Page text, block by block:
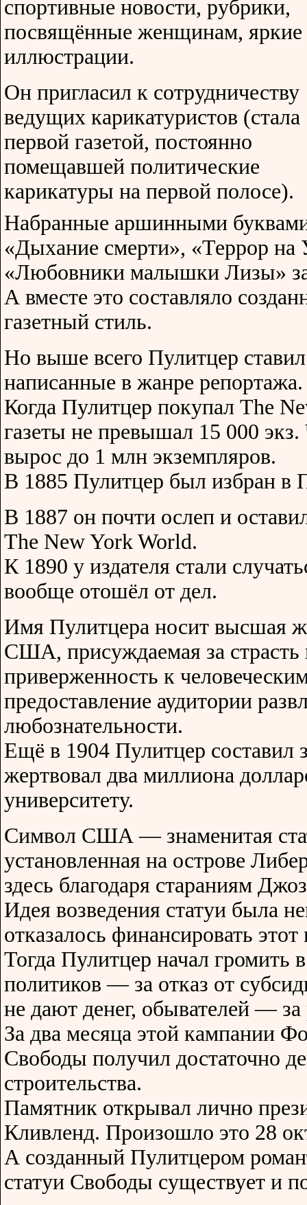
спортивные новости, рубрики,
посвящённые женщинам, яркие
иллюстрации.
Он пригласил к сотрудничеству
ведущих карикатуристов (стала
первой газетой, постоянно
помещавшей политические
карикатуры на первой полосе).
Набранные аршинными буквами
«Дыхание смерти», «Террор на
«Любовники малышки Лизы»
А вместе это составляло
газетный стиль.
Но выше всего Пулитцер
написанные в жанре репортажа.
Когда Пулитцер покупал The
газеты не превышал 15 000 экз.
вырос до 1 млн экземпляров.
В 1885 Пулитцер был избран в
В 1887 он почти ослеп и
The New York World.
К 1890 у издателя стали
вообще отошёл от дел.
Имя Пулитцера носит высшая
США, присуждаемая за страсть
приверженность к
предоставление аудитории
любознательности.
Ещё в 1904 Пулитцер составил
жертвовал два миллиона
университету.
Символ США — знаменитая
установленная на острове
здесь благодаря стараниям
Идея возведения статуи была
отказалось финансировать этот
Тогда Пулитцер начал громить
политиков — за отказ от
не дают денег, обывателей —
За два месяца этой кампании
Свободы получил достаточно
строительства.
Памятник открывал лично
Кливленд. Произошло это 28
А созданный Пулитцером
статуи Свободы существует и